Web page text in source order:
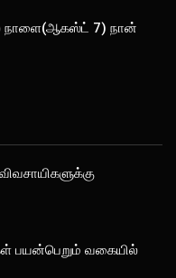
நாளை(ஆகஸ்ட் 7) நான்
பயன்பெறும் வகையில்